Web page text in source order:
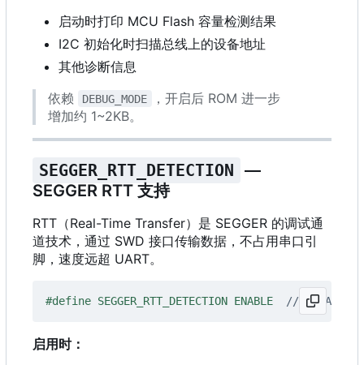
启动时打印 MCU Flash 容量检测结果
I2C 初始化时扫描总线上的设备地址
其他诊断信息
依赖
DEBUG_MODE
，开启后 ROM 进一步
增加约 1~2KB。
SEGGER_RTT_DETECTION —
SEGGER RTT 支持
RTT （Real-Time Transfer）是 SEGGER 的调试通
道技术，通过 SWD 接口传输数据，不占用串口引
脚，速度远超 UART。
#define SEGGER_RTT_DETECTION ENABLE // DISABLE:
启用时：